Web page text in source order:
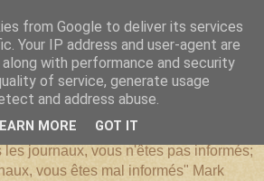
journaux, vous n'êtes pas informés;
vous êtes mal informés" Mark
from Google to deliver its services
Your IP address and user-agent are
with performance and security
of service, generate usage
and address abuse.
MORE GOT IT